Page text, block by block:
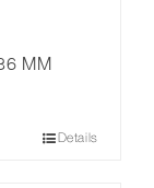
MM
Details